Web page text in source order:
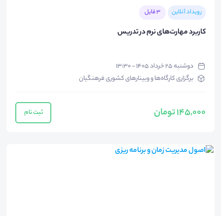
رویداد آنلاین 3 فایل
کاربرد مهارت‌های نرم در تدریس
دوشنبه ۲۵ خرداد ۱۴۰۵ - ۱۳:۳۰
برگزاری کارگاه‌ها و وبینارهای کشوری فرهنگیان
145,000 تومان ثبت نام